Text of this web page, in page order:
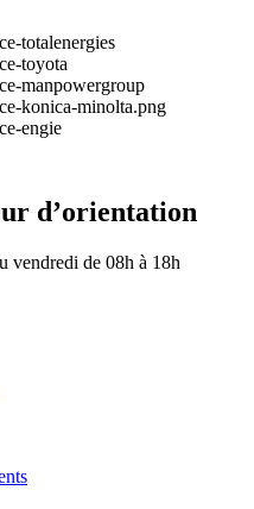
d’orientation
vendredi de 08h à 18h